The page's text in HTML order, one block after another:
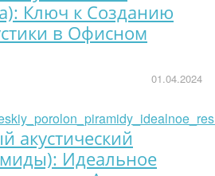
Ключ к Созданию
в Офисном
01.04.2024
акустический
Идеальное